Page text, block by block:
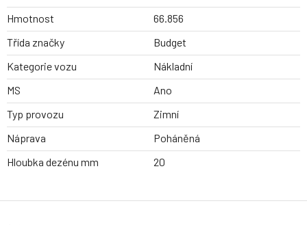
Hmotnost
66.856
Třída značky
Budget
Kategorie vozu
Nákladní
MS
Ano
Typ provozu
Zimní
Náprava
Poháněná
Hloubka dezénu mm
20